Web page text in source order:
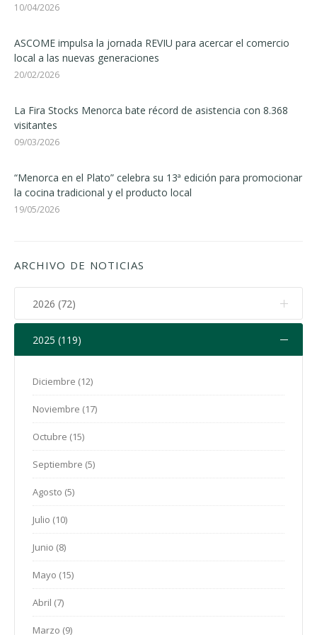
10/04/2026
ASCOME impulsa la jornada REVIU para acercar el comercio
local a las nuevas generaciones
20/02/2026
La Fira Stocks Menorca bate récord de asistencia con 8.368
visitantes
09/03/2026
“Menorca en el Plato” celebra su 13ª edición para promocionar
la cocina tradicional y el producto local
19/05/2026
ARCHIVO DE NOTICIAS
2026 (72)
Agosto (1)
2025 (119)
Diciembre (12)
Noviembre (17)
Octubre (15)
Septiembre (5)
Agosto (5)
Julio (10)
Junio (8)
Mayo (15)
Abril (7)
Marzo (9)